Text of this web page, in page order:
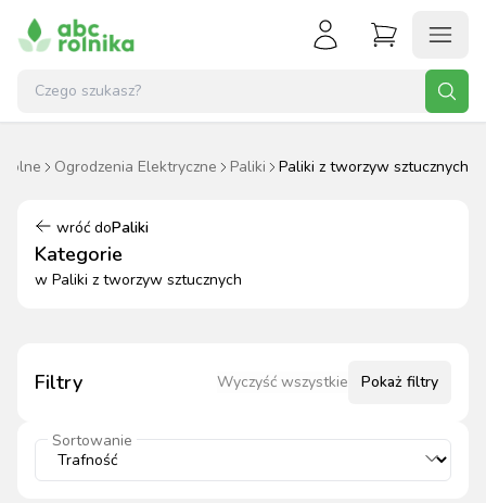
Ogrodzenia Elektryczne Paliki Paliki z tworzyw sztucznych
wróć doPaliki
Kategorie
w Paliki z tworzyw sztucznych
Filtry Wyczyść wszystkie Pokaż filtry
Sortowanie